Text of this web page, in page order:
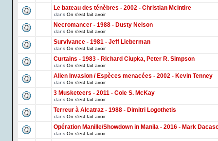
Le bateau des ténèbres - 2002 - Christian McIntire
dans On s'est fait avoir
Necromancer - 1988 - Dusty Nelson
dans On s'est fait avoir
Survivance - 1981 - Jeff Lieberman
dans On s'est fait avoir
Curtains - 1983 - Richard Ciupka, Peter R. Simpson
dans On s'est fait avoir
Alien Invasion / Espèces menacées - 2002 - Kevin Tenney
dans On s'est fait avoir
3 Musketeers - 2011 - Cole S. McKay
dans On s'est fait avoir
Terreur à Alcatraz - 1988 - Dimitri Logothetis
dans On s'est fait avoir
Opération Manille/Showdown in Manila - 2016 - Mark
dans On s'est fait avoir